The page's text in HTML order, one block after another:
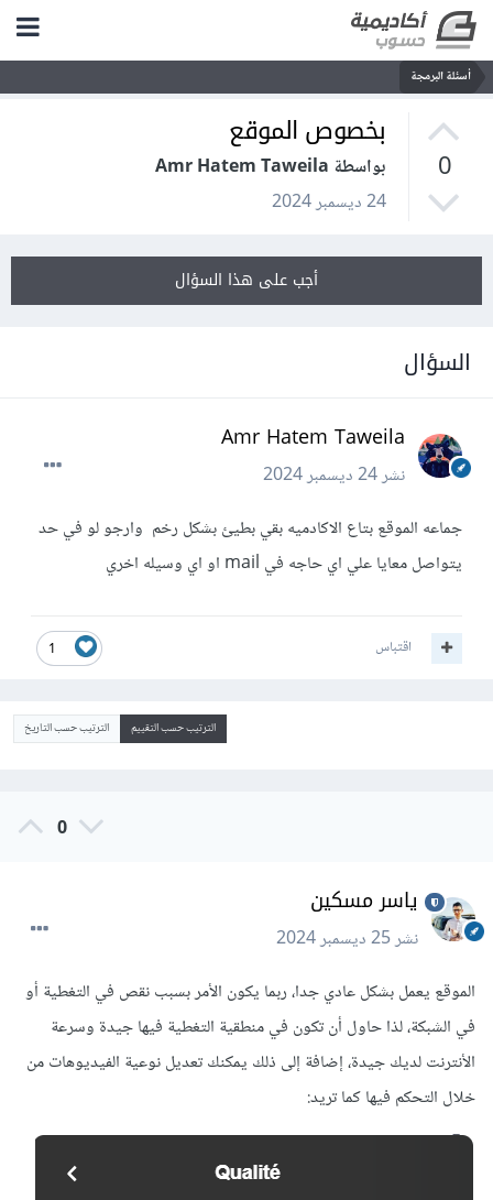
أسئلة البرمجة
0
بخصوص الموقع
بواسطة Amr Hatem Taweila
24 ديسمبر 2024
أجب على هذا السؤال
السؤال
Amr Hatem Taweila
نشر24 ديسمبر 2024
جماعه الموقع بتاع الاكادميه بقي بطيئ بشكل رخم وارجو لو في حد
يتواصل معايا علي اي حاجه في mail او اي وسيله اخري
1 اقتباس
الترتيب حسب التقييم الترتيب حسب التاريخ
0
ياسر مسكين
نشر25 ديسمبر 2024
الموقع يعمل بشكل عادي جدا، ربما يكون الأمر بسبب نقص في التغطية أو
في الشبكة، لذا حاول أن تكون في منطقية التغطية فيها جيدة وسرعة
الأنترنت لديك جيدة، إضافة إلى ذلك يمكنك تعديل نوعية الفيديوهات من
خلال التحكم فيها كما تريد: